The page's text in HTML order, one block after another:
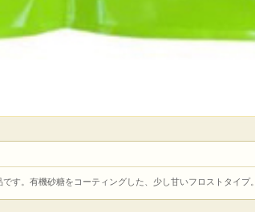
す。有機砂糖をコーティングした、少し甘いフロストタイプ。